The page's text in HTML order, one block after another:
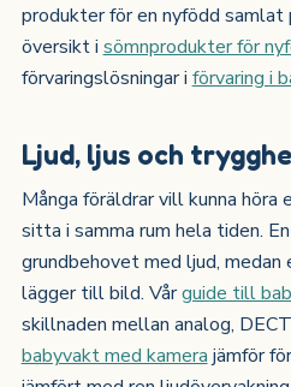
produkter för en nyfödd
översikt i sömnprodukter för
förvaringslösningar i förvaring i
Ljud, ljus och
Många föräldrar vill kunna
sitta i samma rum hela tiden.
grundbehovet med ljud, medan
lägger till bild. Vårguide till
skillnaden mellan analog,
babyvakt med kamera jämför